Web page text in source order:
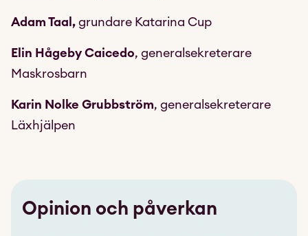
Adam Taal, grundare Katarina Cup
Elin Hågeby Caicedo, generalsekreterare
Maskrosbarn
Karin Nolke Grubbström, generalsekreterare
Läxhjälpen
Opinion och påverkan